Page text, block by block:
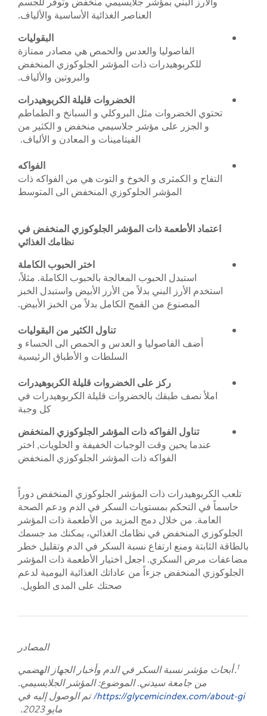
العناصر الغذائية الأساسية والألياف.
البقوليات
الفاصوليا والعدس والحمص هي مصادر ممتازة
للكربوهيدرات ذات المؤشر الجلوكوزي المنخفض
والبروتين والألياف.
الخضروات قليلة الكربوهيدرات
تحتوي الخضروات مثل البروكلي و السبانخ و الطماطم
و الجزر على مؤشر جلاسيمي منخفض و الكثير من
الفيتامينات و المعادن و الألياف.
الفواكه
التفاح و الكمثرى و الخوخ و التوت هي من الفواكه ذات
المؤشر الجلوكوزي المنخفض الى المتوسط
اعتماد الأطعمة ذات المؤشر الجلوكوزي المنخفض في
نظامك الغذائي
اختر الحبوب الكاملة
استبدل الحبوب المعالجة بالحبوب الكاملة. مثلاً،
استخدم الأرز البني بدلاً من الأرز الأبيض واستبدل الخبز
المصنوع من القمح الكامل بدلاً من الخبز الأبيض.
تناول الكثير من البقوليات
أضف الفاصوليا و العدس و الحمص الى الحساء و
السلطات و الأطباق الرئيسية
ركز على الخضروات قليلة الكربوهيدرات
املأ نصف طبقك بالخضروات قليلة الكربوهيدرات في
كل وجبة
تناول الفواكه ذات المؤشر الجلوكوزي المنخفض
عندما يحين وقت الوجبات الخفيفة و الحلويات, اختر
الفواكه ذات المؤشر الجلوكوزي المنخفض
تلعب الكربوهيدرات ذات المؤشر الجلوكوزي المنخفض دوراً
حاسماً في التحكم بمستويات السكر في الدم ودعم الصحة
العامة. من خلال دمج المزيد من الأطعمة ذات المؤشر
الجلوكوزي المنخفض في نظامك الغذائي، يمكنك مد جسمك
بالطاقة الثابتة ومنع ارتفاع نسبة السكر في الدم وتقليل خطر
مضاعفات مرض السكري. اجعل اختيار الأطعمة ذات المؤشر
الجلوكوزي المنخفض جزءاً من عاداتك الغذائية اليومية لدعم
صحتك على المدى الطويل.
المصادر
1. أبحاث مؤشر نسبة السكر في الدم وأخبار الجهاز الهضمي
من جامعة سيدني. الموضوع: المؤشر الجلايسيمي.
https://glycemicindex.com/about-gi/ تم الوصول إليه في
مايو 2023.